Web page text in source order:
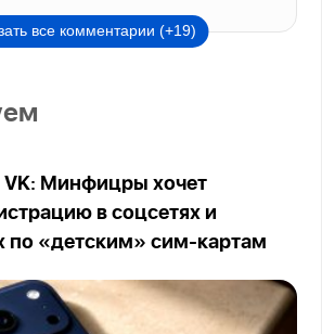
все комментарии (+19)
VK: Минфицры хочет
в соцсетях и
по «детским» сим-картам